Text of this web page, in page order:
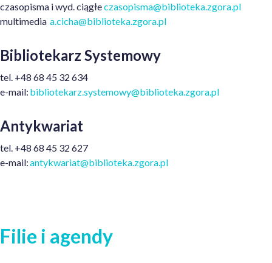
czasopisma i wyd. ciągłeczasopisma@biblioteka.zgora.pl
multimedia a.cicha@biblioteka.zgora.pl
Bibliotekarz Systemowy
tel. +48 68 45 32 634
e-mail: bibliotekarz.systemowy@biblioteka.zgora.pl
Antykwariat
tel. +48 68 45 32 627
e-mail:antykwariat@biblioteka.zgora.pl
Filie i agendy